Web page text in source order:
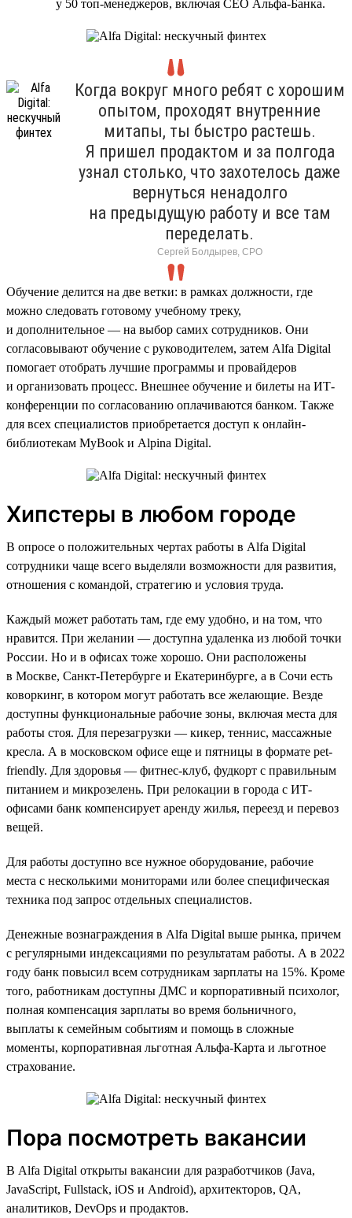
у 50 топ-менеджеров, включая CEO Альфа-Банка.
Когда вокруг много ребят с хорошим
опытом, проходят внутренние
митапы, ты быстро растешь.
Я пришел продактом и за полгода
узнал столько, что захотелось даже
вернуться ненадолго
на предыдущую работу и все там
переделать.
Сергей Болдырев, СРО
Обучение делится на две ветки: в рамках должности, где
можно следовать готовому учебному треку,
и дополнительное — на выбор самих сотрудников. Они
согласовывают обучение с руководителем, затем Alfa Digital
помогает отобрать лучшие программы и провайдеров
и организовать процесс. Внешнее обучение и билеты на ИТ-
конференции по согласованию оплачиваются банком. Также
для всех специалистов приобретается доступ к онлайн-
библиотекам MyBook и Alpina Digital.
Хипстеры в любом городе
В опросе о положительных чертах работы в Alfa Digital
сотрудники чаще всего выделяли возможности для развития,
отношения с командой, стратегию и условия труда.
Каждый может работать там, где ему удобно, и на том, что
нравится. При желании — доступна удаленка из любой точки
России. Но и в офисах тоже хорошо. Они расположены
в Москве, Санкт-Петербурге и Екатеринбурге, а в Сочи есть
коворкинг, в котором могут работать все желающие. Везде
доступны функциональные рабочие зоны, включая места для
работы стоя. Для перезагрузки — кикер, теннис, массажные
кресла. А в московском офисе еще и пятницы в формате pet-
friendly. Для здоровья — фитнес-клуб, фудкорт с правильным
питанием и микрозелень. При релокации в города с ИТ-
офисами банк компенсирует аренду жилья, переезд и перевоз
вещей.
Для работы доступно все нужное оборудование, рабочие
места с несколькими мониторами или более специфическая
техника под запрос отдельных специалистов.
Денежные вознаграждения в Alfa Digital выше рынка, причем
с регулярными индексациями по результатам работы. А в 2022
году банк повысил всем сотрудникам зарплаты на 15%. Кроме
того, работникам доступны ДМС и корпоративный психолог,
полная компенсация зарплаты во время больничного,
выплаты к семейным событиям и помощь в сложные
моменты, корпоративная льготная Альфа-Карта и льготное
страхование.
Пора посмотреть вакансии
В Alfa Digital открыты вакансии для разработчиков (Java,
JavaScript, Fullstack, iOS и Android), архитекторов, QA,
аналитиков, DevOps и продактов.